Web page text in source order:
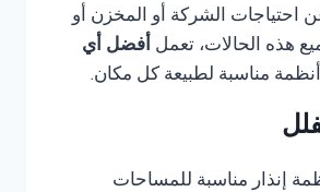
احتياجات الشركة أو المخزن أو
هذه الحالات، تعمل أفضل أي
مناسبة لطبيعة كل مكان.
إنذار مناسبة للمساحات